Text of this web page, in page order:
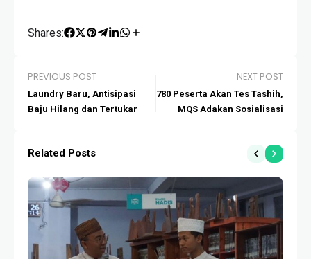
Shares:
PREVIOUS POST
Laundry Baru, Antisipasi
Baju Hilang dan Tertukar
NEXT POST
780 Peserta Akan Tes Tashih,
MQS Adakan Sosialisasi
Related Posts